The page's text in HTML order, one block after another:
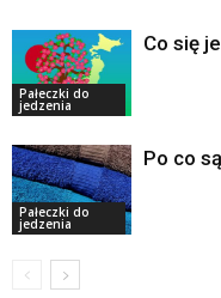
Pałeczki do
jedzenia
Co się
Pałeczki do
jedzenia
Po co